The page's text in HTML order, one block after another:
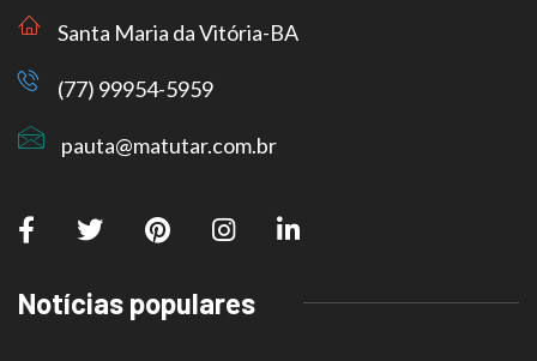
Santa Maria da Vitória-BA
(77) 99954-5959
pauta@matutar.com.br
Notícias populares